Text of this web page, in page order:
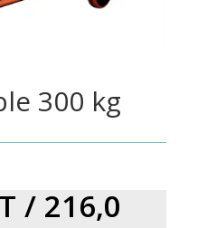
300 kg
/ 216,0